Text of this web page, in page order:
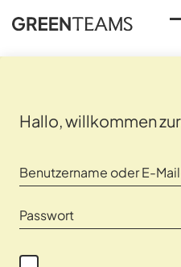
Hallo, willkommen